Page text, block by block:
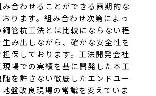
合わせることができる画期的な
ります。組み合わせ次第によっ
管杭工法とは比較にならない程
み出しながら、確かな安全性を
保しております。工法開発会社
場での実績を基に開発した本工
を許さない徹底したエンドユー
盤改良現場の常識を変えていま